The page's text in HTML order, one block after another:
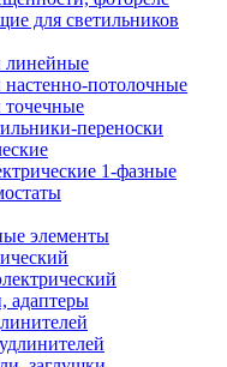
для светильников
линейные
потолочные
переноски
1-фазные
элементы
адаптеры